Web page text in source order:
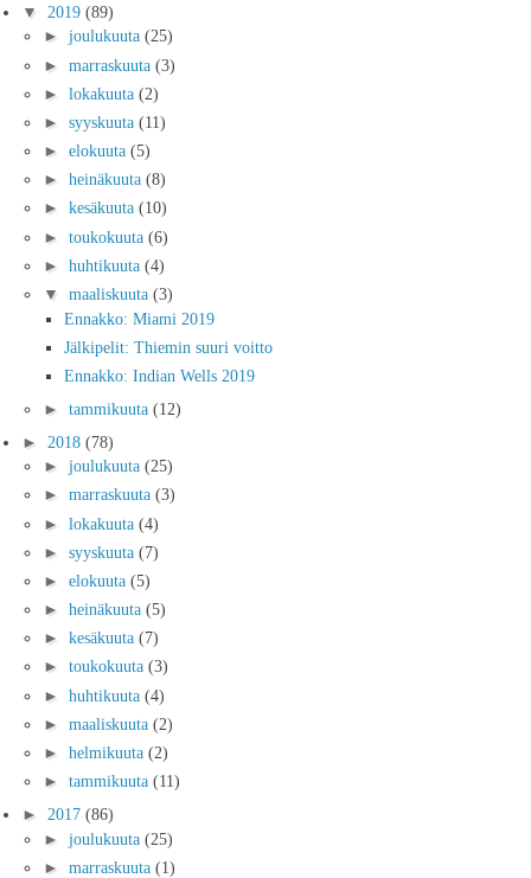
▼ 2019 (89)
► joulukuuta (25)
► marraskuuta (3)
► lokakuuta (2)
► syyskuuta (11)
► elokuuta (5)
► heinäkuuta (8)
► kesäkuuta (10)
► toukokuuta (6)
► huhtikuuta (4)
▼ maaliskuuta (3)
Ennakko: Miami 2019
Jälkipelit: Thiemin suuri voitto
Ennakko: Indian Wells 2019
► tammikuuta (12)
► 2018 (78)
► joulukuuta (25)
► marraskuuta (3)
► lokakuuta (4)
► syyskuuta (7)
► elokuuta (5)
► heinäkuuta (5)
► kesäkuuta (7)
► toukokuuta (3)
► huhtikuuta (4)
► maaliskuuta (2)
► helmikuuta (2)
► tammikuuta (11)
► 2017 (86)
► joulukuuta (25)
► marraskuuta (1)